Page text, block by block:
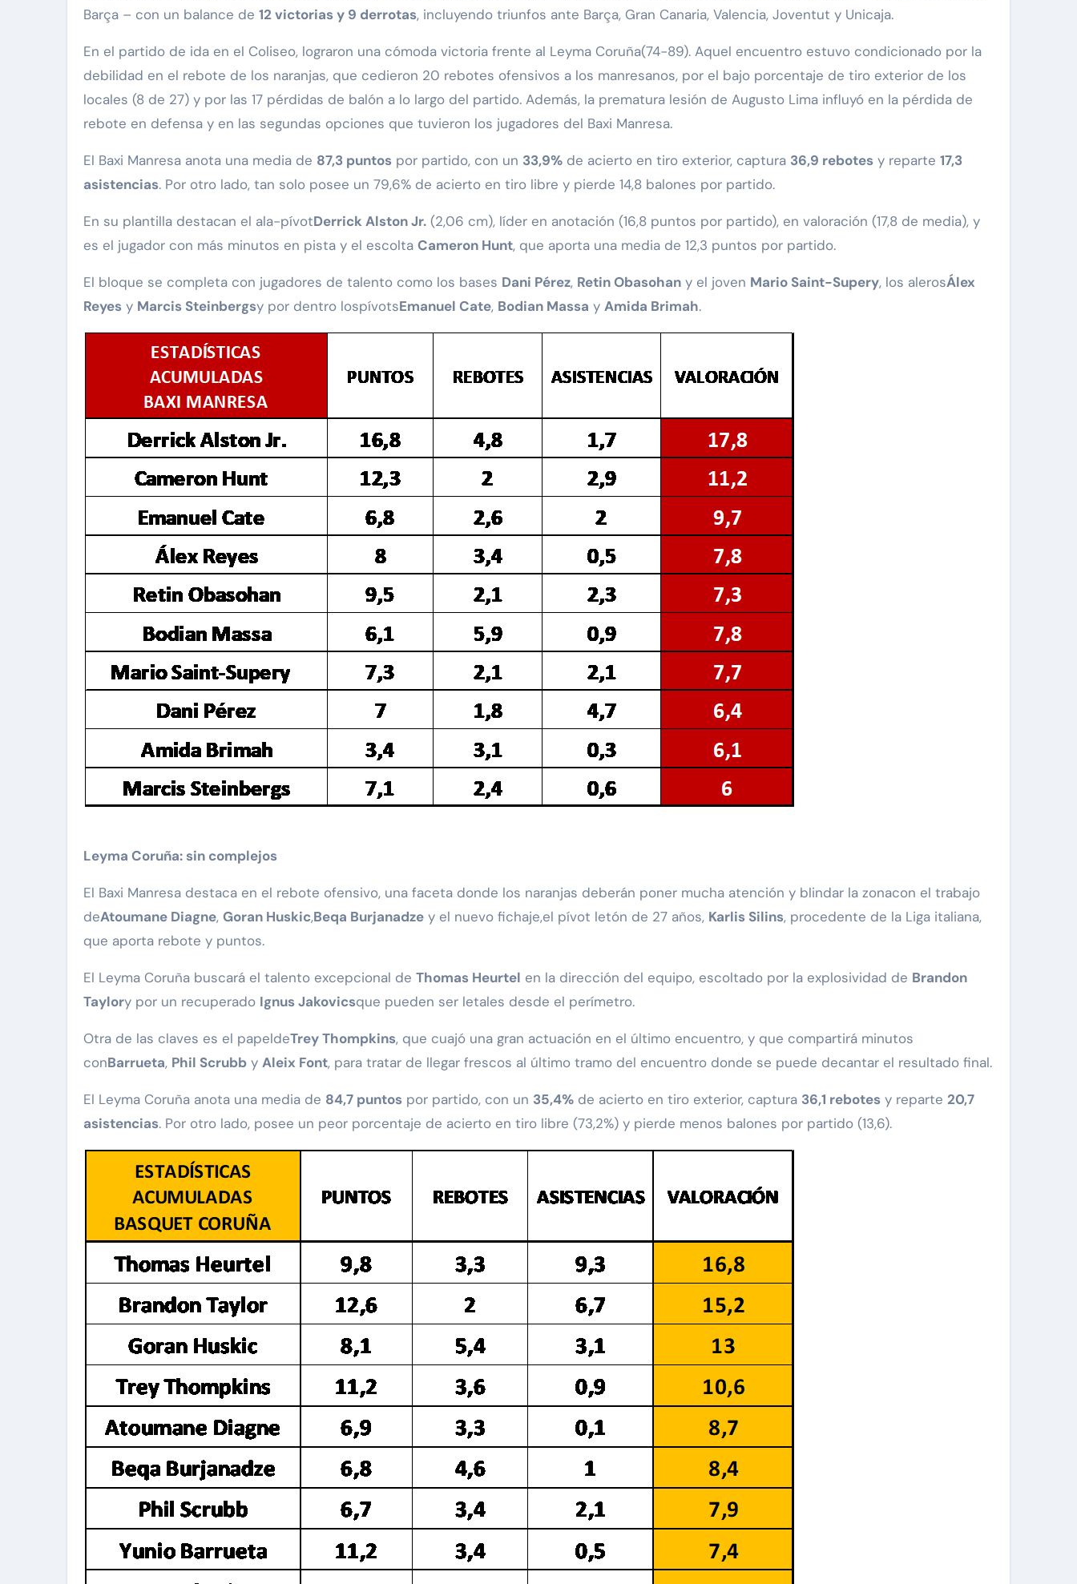
Barça – con un balance de 12 victorias y 9 derrotas, incluyendo triunfos ante Barça, Gran Canaria, Valencia, Joventut y Unicaja.
En el partido de ida en el Coliseo, lograron una cómoda victoria frente al Leyma Coruña(74-89). Aquel encuentro estuvo condicionado por la
debilidad en el rebote de los naranjas, que cedieron 20 rebotes ofensivos a los manresanos, por el bajo porcentaje de tiro exterior de los
locales (8 de 27) y por las 17 pérdidas de balón a lo largo del partido. Además, la prematura lesión de Augusto Lima influyó en la pérdida de
rebote en defensa y en las segundas opciones que tuvieron los jugadores del Baxi Manresa.
El Baxi Manresa anota una media de 87,3 puntos por partido, con un 33,9% de acierto en tiro exterior, captura 36,9 rebotes y reparte 17,3
asistencias. Por otro lado, tan solo posee un 79,6% de acierto en tiro libre y pierde 14,8 balones por partido.
En su plantilla destacan el ala-pívotDerrick Alston Jr. (2,06 cm), líder en anotación (16,8 puntos por partido), en valoración (17,8 de media), y
es el jugador con más minutos en pista y el escolta Cameron Hunt, que aporta una media de 12,3 puntos por partido.
El bloque se completa con jugadores de talento como los bases Dani Pérez, Retin Obasohan y el joven Mario Saint-Supery, los alerosÁlex
Reyes y Marcis Steinbergsy por dentro lospívotsEmanuel Cate, Bodian Massa y Amida Brimah.
Leyma Coruña: sin complejos
El Baxi Manresa destaca en el rebote ofensivo, una faceta donde los naranjas deberán poner mucha atención y blindar la zonacon el trabajo
deAtoumane Diagne, Goran Huskic,Beqa Burjanadze y el nuevo fichaje,el pívot letón de 27 años, Karlis Silins, procedente de la Liga italiana,
que aporta rebote y puntos.
El Leyma Coruña buscará el talento excepcional de Thomas Heurtel en la dirección del equipo, escoltado por la explosividad de Brandon
Taylory por un recuperado Ignus Jakovicsque pueden ser letales desde el perímetro.
Otra de las claves es el papeldeTrey Thompkins, que cuajó una gran actuación en el último encuentro, y que compartirá minutos
conBarrueta, Phil Scrubb y Aleix Font, para tratar de llegar frescos al último tramo del encuentro donde se puede decantar el resultado final.
El Leyma Coruña anota una media de 84,7 puntos por partido, con un 35,4% de acierto en tiro exterior, captura 36,1 rebotes y reparte 20,7
asistencias. Por otro lado, posee un peor porcentaje de acierto en tiro libre (73,2%) y pierde menos balones por partido (13,6).